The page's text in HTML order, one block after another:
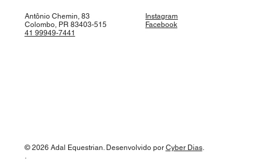
Antônio Chemin, 83
Colombo, PR 83403-515
41 99949-7441
Instagram
Facebook
© 2026 Adal Equestrian. Desenvolvido por Cyber Dias.
.